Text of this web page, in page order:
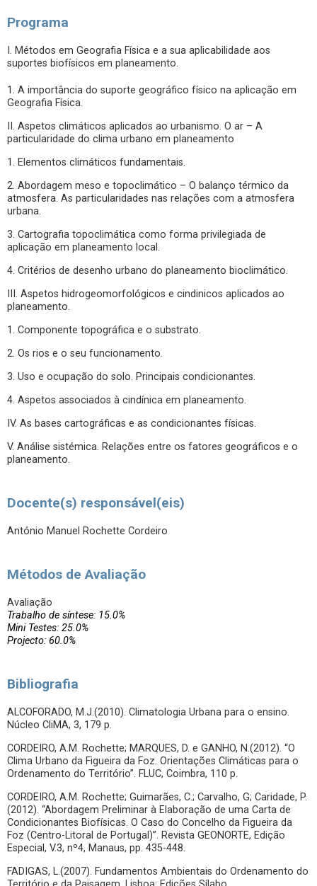
Programa
I. Métodos em Geografia Física e a sua aplicabilidade aos
suportes biofísicos em planeamento.
1. A importância do suporte geográfico físico na aplicação em
Geografia Física.
II. Aspetos climáticos aplicados ao urbanismo. O ar – A
particularidade do clima urbano em planeamento
1. Elementos climáticos fundamentais.
2. Abordagem meso e topoclimático – O balanço térmico da
atmosfera. As particularidades nas relações com a atmosfera
urbana.
3. Cartografia topoclimática como forma privilegiada de
aplicação em planeamento local.
4. Critérios de desenho urbano do planeamento bioclimático.
III. Aspetos hidrogeomorfológicos e cindinicos aplicados ao
planeamento.
1. Componente topográfica e o substrato.
2. Os rios e o seu funcionamento.
3. Uso e ocupação do solo. Principais condicionantes.
4. Aspetos associados à cindínica em planeamento.
IV. As bases cartográficas e as condicionantes físicas.
V. Análise sistémica. Relações entre os fatores geográficos e o
planeamento.
Docente(s) responsável(eis)
António Manuel Rochette Cordeiro
Métodos de Avaliação
Avaliação
Trabalho de síntese: 15.0%
Mini Testes: 25.0%
Projecto: 60.0%
Bibliografia
ALCOFORADO, M.J.(2010). Climatologia Urbana para o ensino.
Núcleo CliMA, 3, 179 p.
CORDEIRO, A.M. Rochette; MARQUES, D. e GANHO, N.(2012). “O
Clima Urbano da Figueira da Foz. Orientações Climáticas para o
Ordenamento do Território”. FLUC, Coimbra, 110 p.
CORDEIRO, A.M. Rochette; Guimarães, C.; Carvalho, G; Caridade, P.
(2012). “Abordagem Preliminar à Elaboração de uma Carta de
Condicionantes Biofísicas. O Caso do Concelho da Figueira da
Foz (Centro-Litoral de Portugal)”. Revista GEONORTE, Edição
Especial, V.3, nº4, Manaus, pp. 435-448.
FADIGAS, L.(2007). Fundamentos Ambientais do Ordenamento do